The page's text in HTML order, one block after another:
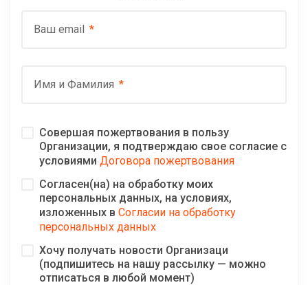
Ваш email
Имя и Фамилия
Совершая пожертвования в пользу
Организации, я подтверждаю свое согласие с
условиями Договора пожертвования
Согласен(на) на обработку моих
персональных данных, на условиях,
изложенных в Согласии на обработку
персональных данных
Хочу получать новости Организаци
(подпишитесь на нашу рассылку — можно
отписаться в любой момент)